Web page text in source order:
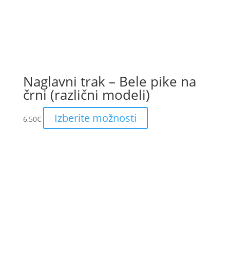
Naglavni trak – Bele pike na
črni (različni modeli)
6,50€ Izberite možnosti
product